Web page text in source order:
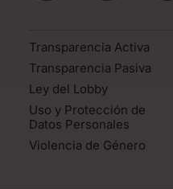
Transparencia Activa
Transparencia Pasiva
Ley del Lobby
Uso y Protección de
Datos Personales
Violencia de Género